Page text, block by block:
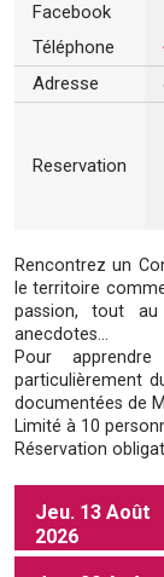
Facebook
Téléphone
Adresse
Reservation
Rencontrez un
le territoire
passion, tout
anecdotes…
Pour
particulièrement
documentées de
Limité à 10
Réservation
Jeu. 13 Août
2026